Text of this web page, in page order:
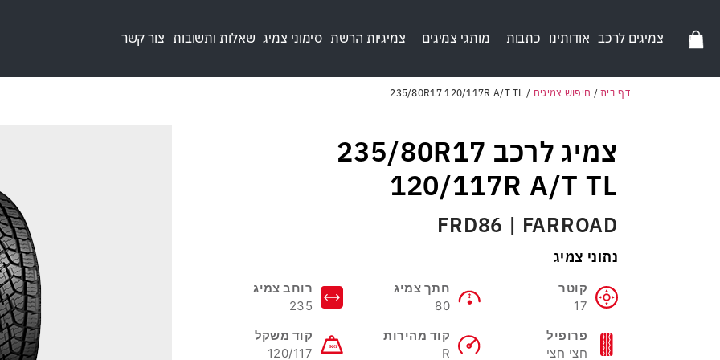
צמיגים לרכב אודותינו כתבות מותגי צמיגים צמיגיות הרשת סימוני צמיג שאלות ותשובות צור קשר
דף בית/ חיפוש צמיגים /
235/80R17 120/117R A/T TL
צמיג לרכב 235/80R17
120/117R A/T TL
FRD86 | FARROAD
נתוני צמיג
קוטר
17
חתך צמיג
80
רוחב צמיג
235
פרופיל
חצי חצי
קוד מהירות
R
קוד משקל
120/117